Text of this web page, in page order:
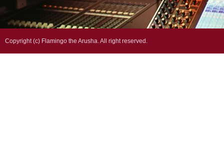
フラ
Copyright (c) Flamingo the Arusha. All right reserved.